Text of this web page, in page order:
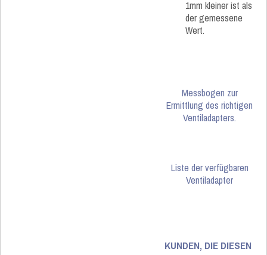
1mm kleiner ist als
der gemessene
Wert.
Messbogen zur
Ermittlung des richtigen
Ventiladapters.
Liste der verfügbaren
Ventiladapter
KUNDEN, DIE DIESEN